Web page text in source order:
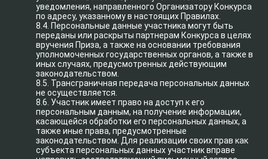
уведомления, направленного Организатору Конкурса
по адресу, указанному в настоящих Правилах.
8.4. Персональные данные участника могут быть
переданы или раскрыты партнерам Конкурса в целях
вручения Приза, а также на основании требования
уполномоченных государственных органов, а также в
иных случаях, предусмотренных действующим
законодательством.
8.5. Трансграничная передача персональных данных
не осуществляется.
8.6. Участник имеет право на доступ к его
персональным данным, на получение информации,
касающейся обработки его персональных данных, а
также иные права, предусмотренные
законодательством. Для реализации своих прав как
субъекта персональных данных участник вправе